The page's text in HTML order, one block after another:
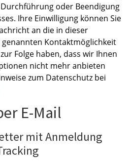
oder Beendigung
Ihre Einwilligung können Sie
an die in dieser
Kontaktmöglichkeit
Folge haben, dass wir Ihnen
nicht mehr anbieten
zum Datenschutz bei
E-Mail
mit Anmeldung